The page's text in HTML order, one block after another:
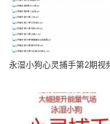
永湿小狗心灵捕手第2期视